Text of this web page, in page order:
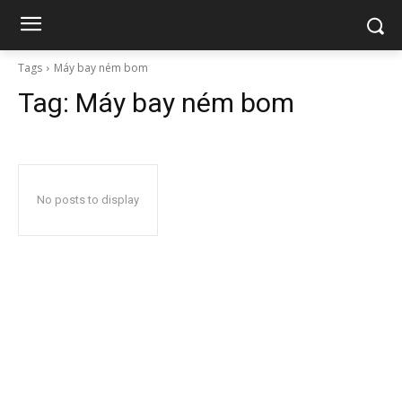
Tags Máy bay ném bom
Tag: Máy bay ném bom
No posts to display